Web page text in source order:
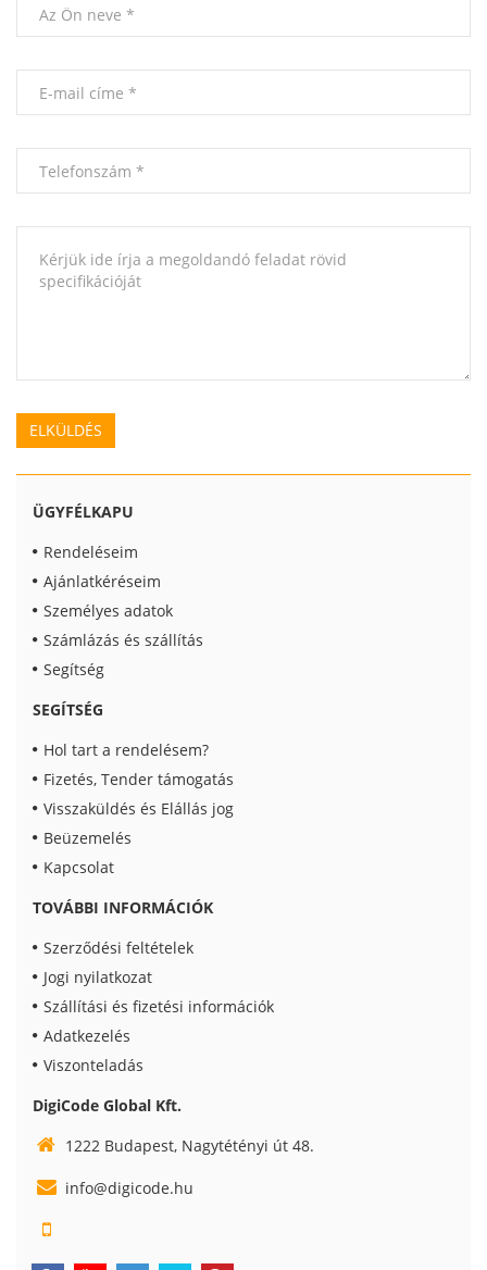
ÜGYFÉLKAPU
Rendeléseim
Ajánlatkéréseim
Személyes adatok
Számlázás és szállítás
Segítség
SEGÍTSÉG
Hol tart a rendelésem?
Fizetés, Tender támogatás
Visszaküldés és Elállás jog
Beüzemelés
Kapcsolat
TOVÁBBI INFORMÁCIÓK
Szerződési feltételek
Jogi nyilatkozat
Szállítási és fizetési információk
Adatkezelés
Viszonteladás
DigiCode Global Kft.
1222 Budapest, Nagytétényi út 48.
info@digicode.hu